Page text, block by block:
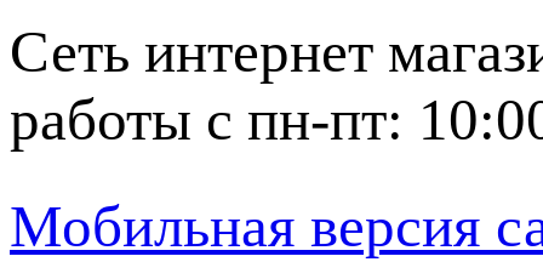
Сеть интернет
работы с пн-пт:
Мобильная версия